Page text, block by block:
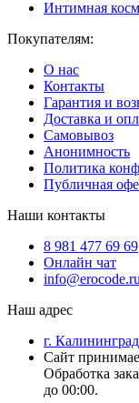
Интимная
Покупателям:
О нас
Контакты
Гарантия и
Доставка и
Самовывоз
Анонимность
Политика
Публичная
Наши контакты
8 981 477 69 69
Онлайн чат
info@erocode.ru
Наш адрес
г.
Сайт
Обработка
до 00:00.